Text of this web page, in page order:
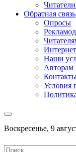
Читатели
Обратная связь
Опросы
Наши
Авторам
Условия
Воскресенье, 9